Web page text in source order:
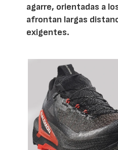
agarre, orientadas a
afrontan largas
exigentes.